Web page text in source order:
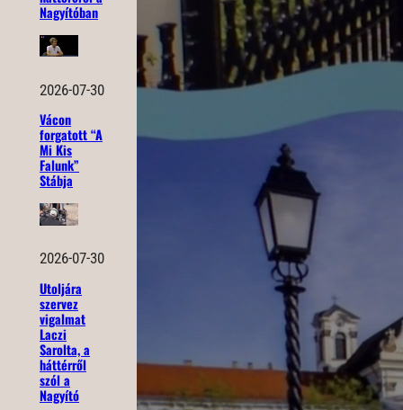
Nagyítóban
2026-07-30
Vácon
forgatott “A
Mi Kis
Falunk”
Stábja
2026-07-30
Utoljára
szervez
vigalmat
Laczi
Sarolta, a
háttérről
szól a
Nagyító